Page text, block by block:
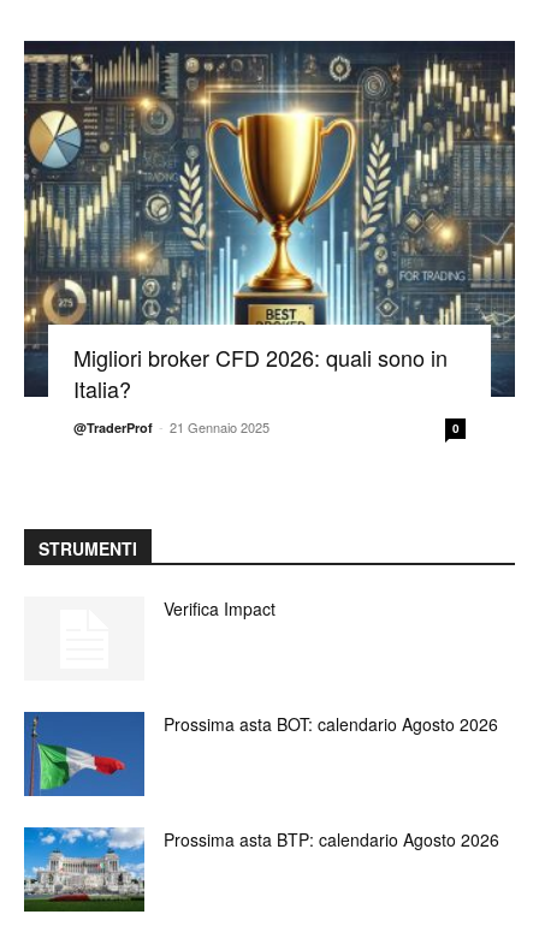
Migliori broker CFD 2026: quali sono in
Italia?
@TraderProf - 21 Gennaio 2025 0
STRUMENTI
Verifica Impact
Prossima asta BOT: calendario Agosto 2026
Prossima asta BTP: calendario Agosto 2026